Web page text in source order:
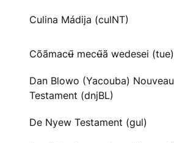
Culina Mádija (culNT)
Cõãmacʉ̃ mecʉ̃ã wedesei (tue)
Dan Blowo (Yacouba) Nouveau
Testament (dnjBL)
De Nyew Testament (gul)